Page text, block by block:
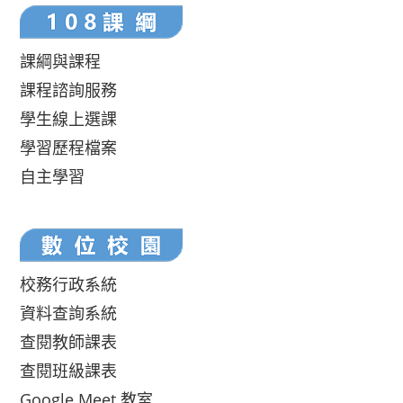
課綱與課程
課程諮詢服務
學生線上選課
學習歷程檔案
自主學習
校務行政系統
資料查詢系統
查閱教師課表
查閱班級課表